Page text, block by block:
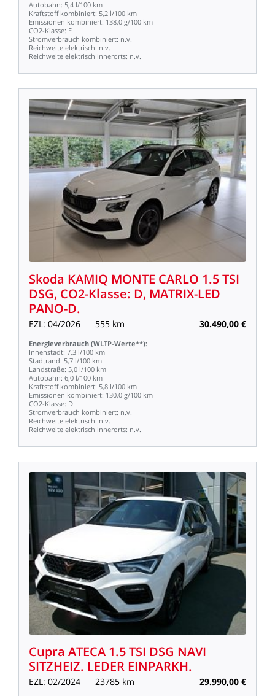
Autobahn: 5,4 l/100 km
Kraftstoff kombiniert: 5,2 l/100 km
Emissionen kombiniert: 138,0 g/100 km
CO2-Klasse: E
Stromverbrauch kombiniert: n.v.
Reichweite elektrisch: n.v.
Reichweite elektrisch innerorts: n.v.
Skoda KAMIQ MONTE CARLO 1.5TSI
DSG, CO2-Klasse: D, MATRIX-LED
PANO-D.
EZL: 04/2026 555 km 30.490,00 €
Energieverbrauch (WLTP-Werte**):
Innenstadt: 7,3 l/100 km
Stadtrand: 5,7 l/100 km
Landstraße: 5,0 l/100 km
Autobahn: 6,0 l/100 km
Kraftstoff kombiniert: 5,8 l/100 km
Emissionen kombiniert: 130,0 g/100 km
CO2-Klasse: D
Stromverbrauch kombiniert: n.v.
Reichweite elektrisch: n.v.
Reichweite elektrisch innerorts: n.v.
Cupra ATECA 1.5TSI DSG NAVI
SITZHEIZ. LEDER EINPARKH.
EZL: 02/2024 23785 km 29.990,00 €